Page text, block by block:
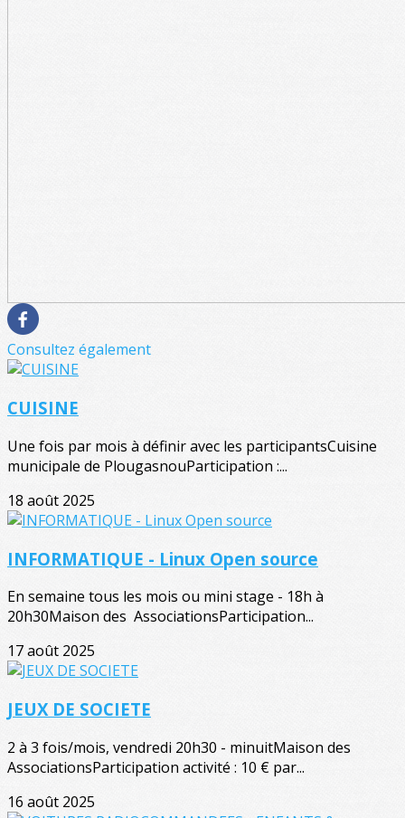
Consultez également
CUISINE
Une fois par mois à définir avec les participantsCuisine
municipale de PlougasnouParticipation :...
18 août 2025
INFORMATIQUE - Linux Open source
En semaine tous les mois ou mini stage - 18h à
20h30Maison des AssociationsParticipation...
17 août 2025
JEUX DE SOCIETE
2 à 3 fois/mois, vendredi 20h30 - minuitMaison des
AssociationsParticipation activité : 10 € par...
16 août 2025